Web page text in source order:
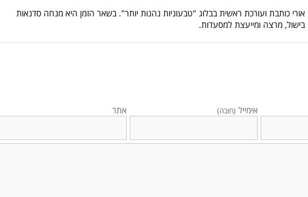
אורי כותבת ועורכת ראשית בבלוג "טבעוניות נהנות יותר". בשאר הזמן היא מנחה סדנאות
בישול, מרצה ומייעצת למסעדות.
אימייל (חובה) אתר